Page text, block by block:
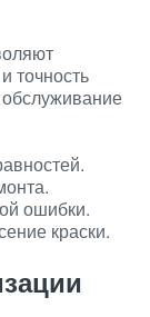
точность
ошибки.
краски.